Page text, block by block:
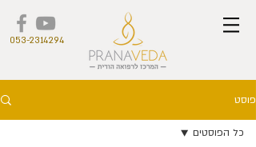
053-2314294
פוסט
כל הפוסטים